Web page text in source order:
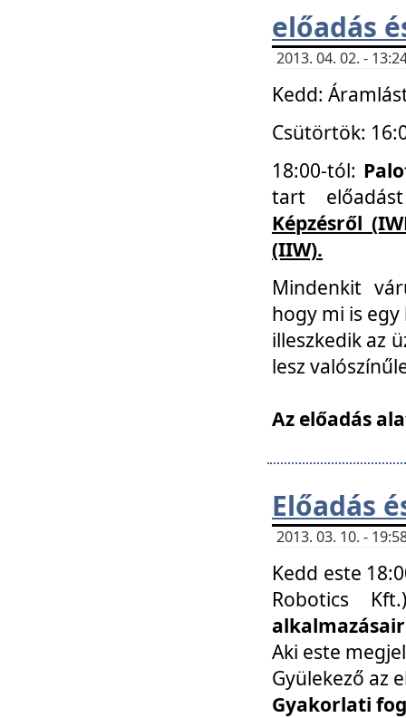
előadás
2013. 04. 02. -
Kedd:
Csütörtök:
18:00-tól:
tart
Képzésről
(IIW).
Mindenkit
hogy mi is
illeszkedik az
lesz
Az előadás
Előadás
2013. 03. 10. -
Kedd este
Robotics
Aki este
Gyülekező az
Gyakorlati